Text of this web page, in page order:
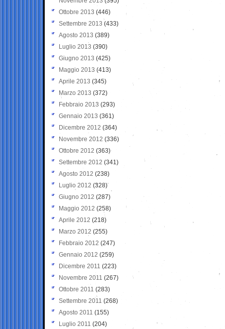
Ottobre 2013 (446)
Settembre 2013 (433)
Agosto 2013 (389)
Luglio 2013 (390)
Giugno 2013 (425)
Maggio 2013 (413)
Aprile 2013 (345)
Marzo 2013 (372)
Febbraio 2013 (293)
Gennaio 2013 (361)
Dicembre 2012 (364)
Novembre 2012 (336)
Ottobre 2012 (363)
Settembre 2012 (341)
Agosto 2012 (238)
Luglio 2012 (328)
Giugno 2012 (287)
Maggio 2012 (258)
Aprile 2012 (218)
Marzo 2012 (255)
Febbraio 2012 (247)
Gennaio 2012 (259)
Dicembre 2011 (223)
Novembre 2011 (267)
Ottobre 2011 (283)
Settembre 2011 (268)
Agosto 2011 (155)
Luglio 2011 (204)